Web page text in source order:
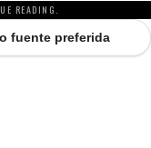
READING.
fuente preferida